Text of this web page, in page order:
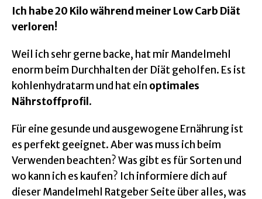
Ich habe 20 Kilo während meiner Low Carb Diät
verloren!
Weil ich sehr gerne backe, hat mir Mandelmehl
enorm beim Durchhalten der Diät geholfen. Es ist
kohlenhydratarm und hat ein optimales
Nährstoffprofil .
Für eine gesunde und ausgewogene Ernährung ist
es perfekt geeignet. Aber was muss ich beim
Verwenden beachten? Was gibt es für Sorten und
wo kann ich es kaufen? Ich informiere dich auf
dieser Mandelmehl Ratgeber Seite über alles, was